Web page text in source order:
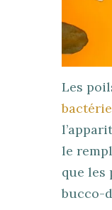
Les
le
que les
bucco-